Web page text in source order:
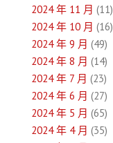
2024 年 11 月 (11)
2024 年 10 月 (16)
2024 年 9 月 (49)
2024 年 8 月 (14)
2024 年 7 月 (23)
2024 年 6 月 (27)
2024 年 5 月 (65)
2024 年 4 月 (35)